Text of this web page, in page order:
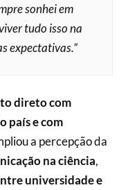
sonhei em
tudo isso na
expectativas.”
direto com
país e com
a percepção da
na ciência,
universidade e